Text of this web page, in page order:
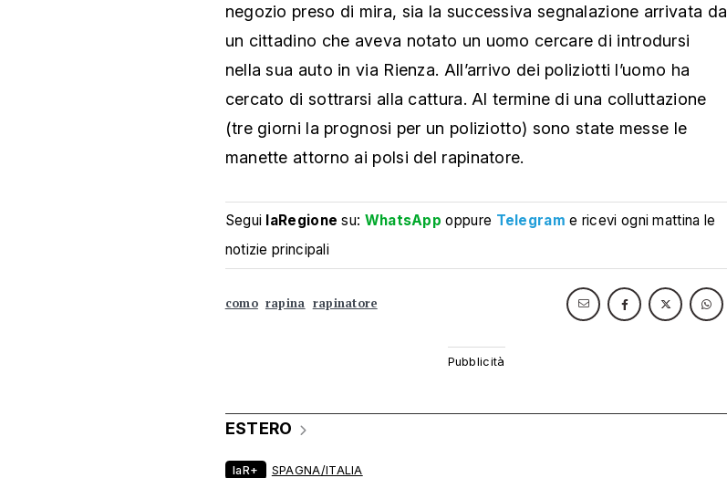
negozio preso di mira, sia la successiva segnalazione arrivata da
un cittadino che aveva notato un uomo cercare di introdursi
nella sua auto in via Rienza. All’arrivo dei poliziotti l’uomo ha
cercato di sottrarsi alla cattura. Al termine di una colluttazione
(tre giorni la prognosi per un poliziotto) sono state messe le
manette attorno ai polsi del rapinatore.
Segui laRegione su: WhatsApp oppure Telegram e ricevi ogni mattina le
notizie principali
como rapina rapinatore
ESTERO
laR+ SPAGNA/ITALIA